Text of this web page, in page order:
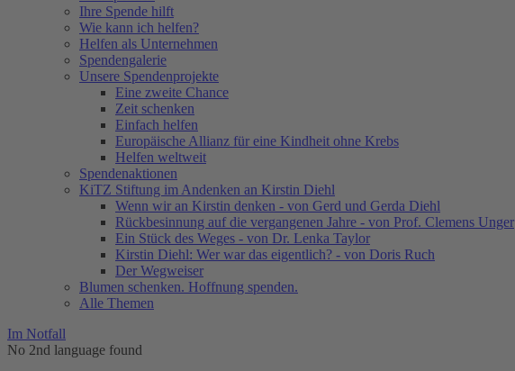
Ihre Spende hilft
Wie kann ich helfen?
Helfen als Unternehmen
Spendengalerie
Unsere Spendenprojekte
Eine zweite Chance
Zeit schenken
Einfach helfen
Europäische Allianz für eine Kindheit ohne Krebs
Helfen weltweit
Spendenaktionen
KiTZ Stiftung im Andenken an Kirstin Diehl
Wenn wir an Kirstin denken - von Gerd und Gerda Diehl
Rückbesinnung auf die vergangenen Jahre - von Prof. Clemens Unger
Ein Stück des Weges - von Dr. Lenka Taylor
Kirstin Diehl: Wer war das eigentlich? - von Doris Ruch
Der Wegweiser
Blumen schenken. Hoffnung spenden.
Alle Themen
Im Notfall
No 2nd language found